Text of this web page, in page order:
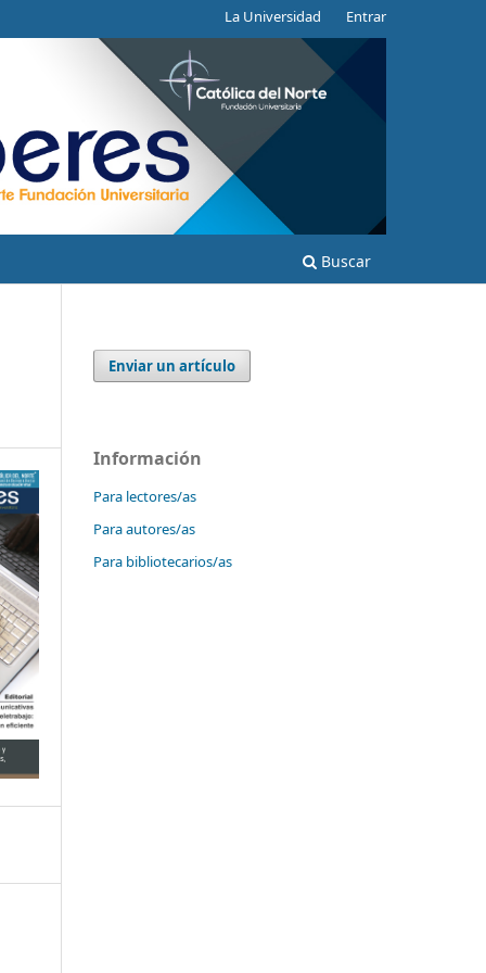
Buscar
La Universidad Entrar
Enviar un artículo
Información
Para lectores/as
Para autores/as
Para bibliotecarios/as